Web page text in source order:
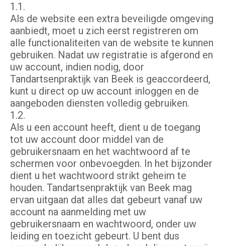
1.1.
Als de website een extra beveiligde omgeving
aanbiedt, moet u zich eerst registreren om
alle functionaliteiten van de website te kunnen
gebruiken. Nadat uw registratie is afgerond en
uw account, indien nodig, door
Tandartsenpraktijk van Beek is geaccordeerd,
kunt u direct op uw account inloggen en de
aangeboden diensten volledig gebruiken.
1.2.
Als u een account heeft, dient u de toegang
tot uw account door middel van de
gebruikersnaam en het wachtwoord af te
schermen voor onbevoegden. In het bijzonder
dient u het wachtwoord strikt geheim te
houden. Tandartsenpraktijk van Beek mag
ervan uitgaan dat alles dat gebeurt vanaf uw
account na aanmelding met uw
gebruikersnaam en wachtwoord, onder uw
leiding en toezicht gebeurt. U bent dus